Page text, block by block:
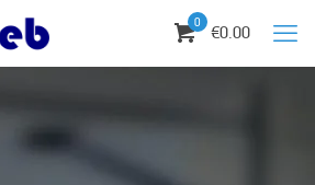
0 €0.00